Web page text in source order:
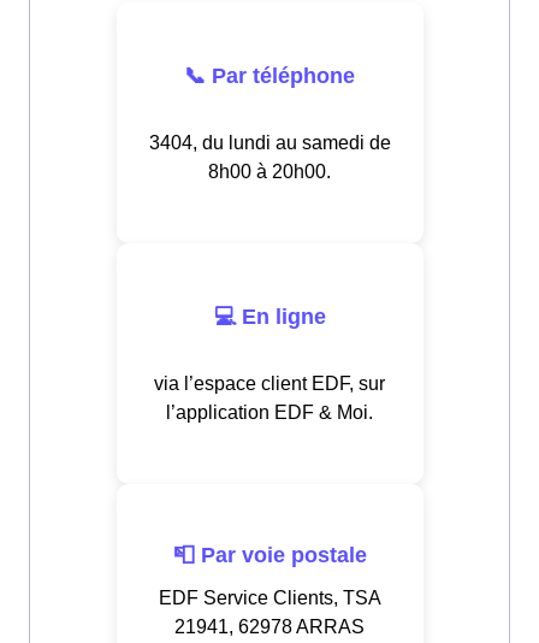
📞 Par téléphone
3404, du lundi au samedi de
8h00 à 20h00.
💻 En ligne
via l’espace client EDF, sur
l’application EDF & Moi.
📮 Par voie postale
EDF Service Clients, TSA
21941, 62978 ARRAS